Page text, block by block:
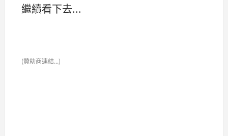
繼續看下去...
(贊助商連結...)